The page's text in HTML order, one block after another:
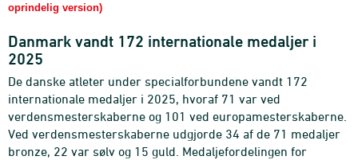
oprindelig version)
Danmark vandt 172 internationale medaljer i
2025
De danske atleter under specialforbundene vandt 172
internationale medaljer i 2025, hvoraf 71 var ved
verdensmesterskaberne og 101 ved europamesterskaberne.
Ved verdensmesterskaberne udgjorde 34 af de 71 medaljer
bronze, 22 var sølv og 15 guld. Medaljefordelingen for